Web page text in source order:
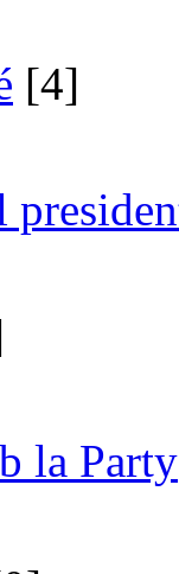
[4]
la Party